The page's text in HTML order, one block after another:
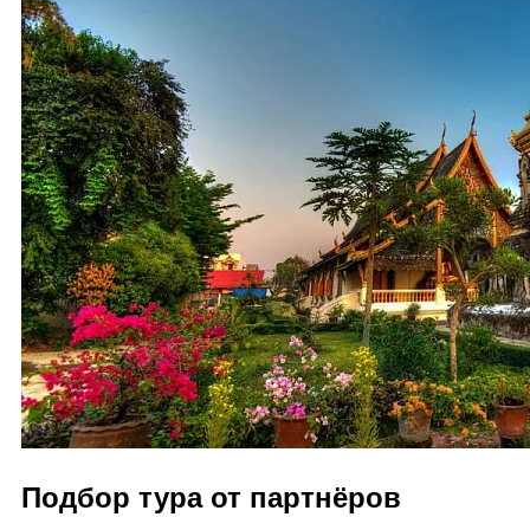
Подбор тура от партнёров